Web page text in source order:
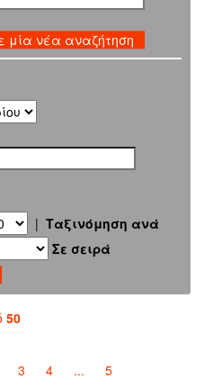
μία νέα αναζήτηση
| Ταξινόμηση ανά
Σε σειρά
50
3 4 ...
5